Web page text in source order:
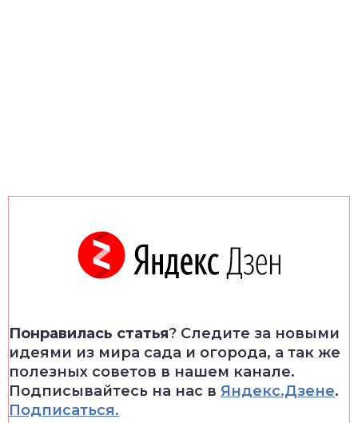
Понравилась статья? Следите за новыми
идеями из мира сада и огорода, а так же
полезных советов в нашем канале.
Подписывайтесь на нас в Яндекс.Дзене.
Подписаться.